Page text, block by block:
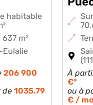
habitable
m²
Eulalie
206 900
de 1035.79
À
€*
ou à
€ /